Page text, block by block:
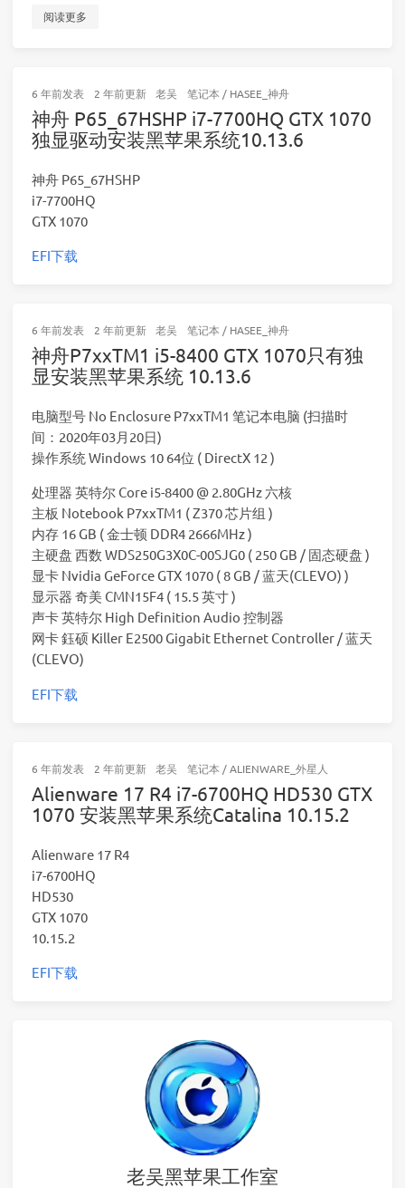
阅读更多
6 年前发表 2 年前更新 老吴 笔记本/ HASEE_神舟
神舟 P65_67HSHP i7-7700HQ GTX 1070
独显驱动安装黑苹果系统10.13.6
神舟 P65_67HSHP
i7-7700HQ
GTX 1070
EFI下载
6 年前发表 2 年前更新 老吴 笔记本/ HASEE_神舟
神舟P7xxTM1 i5-8400 GTX 1070只有独
显安装黑苹果系统 10.13.6
电脑型号 No Enclosure P7xxTM1 笔记本电脑 (扫描时
间：2020年03月20日)
操作系统 Windows 10 64位 ( DirectX 12 )
处理器 英特尔 Core i5-8400 @ 2.80GHz 六核
主板 Notebook P7xxTM1 ( Z370 芯片组 )
内存 16 GB ( 金士顿 DDR4 2666MHz )
主硬盘 西数 WDS250G3X0C-00SJG0 ( 250 GB / 固态硬盘 )
显卡 Nvidia GeForce GTX 1070 ( 8 GB / 蓝天(CLEVO) )
显示器 奇美 CMN15F4 ( 15.5 英寸 )
声卡 英特尔 High Definition Audio 控制器
网卡 鈺硕 Killer E2500 Gigabit Ethernet Controller / 蓝天
(CLEVO)
EFI下载
6 年前发表 2 年前更新 老吴 笔记本/ALIENWARE_外星人
Alienware 17 R4 i7-6700HQ HD530 GTX
1070 安装黑苹果系统Catalina 10.15.2
Alienware 17 R4
i7-6700HQ
HD530
GTX 1070
10.15.2
EFI下载
老吴黑苹果工作室